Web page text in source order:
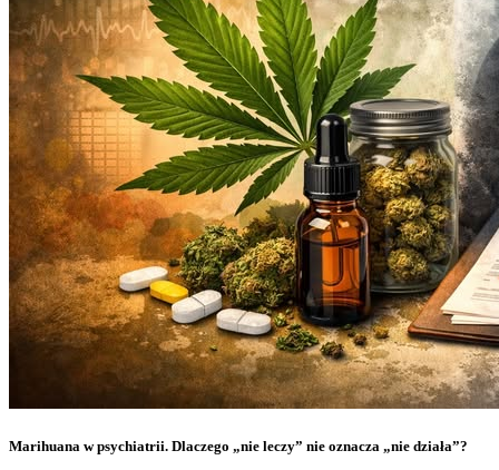
Marihuana w psychiatrii. Dlaczego „nie leczy” nie oznacza „nie działa”?